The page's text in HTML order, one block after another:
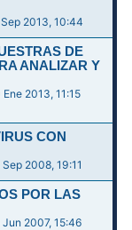
Sep 2013, 10:44
DE
ANALIZAR Y
2013, 11:15
CON
Sep 2008, 19:11
POR LAS
Jun 2007, 15:46